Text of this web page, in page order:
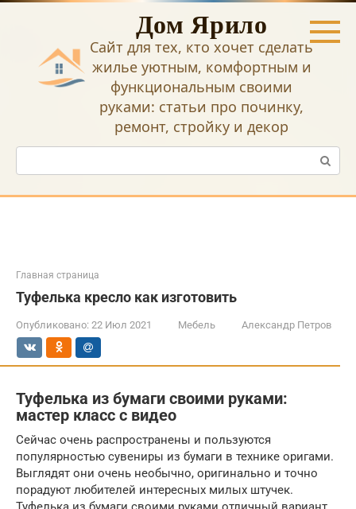
Перейти
Дом Ярило
Сайт для тех, кто хочет сделать
жилье уютным, комфортным и
функциональным своими
руками: статьи про починку,
ремонт, стройку и декор
Поиск:
Главная страница
Туфелька кресло как изготовить
Опубликовано: 22 Июл 2021 Мебель Александр Петров
Туфелька из бумаги своими руками:
мастер класс с видео
Сейчас очень распространены и пользуются
популярностью сувениры из бумаги в технике оригами.
Выглядят они очень необычно, оригинально и точно
порадуют любителей интересных милых штучек.